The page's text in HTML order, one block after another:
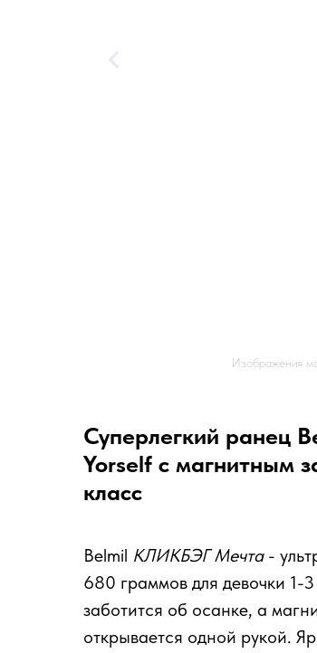
Изображения
Суперлегкий ранец
Yorself с магнитным
класс
Belmil КЛИКБЭГ Мечта-
680 граммов для девочки 1-
заботится об осанке, а
открывается одной рукой.